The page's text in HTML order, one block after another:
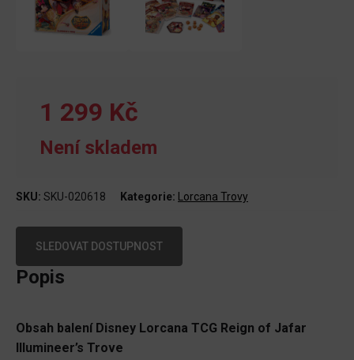
1 299 Kč
Není skladem
SKU: SKU-020618 Kategorie: Lorcana Trovy
SLEDOVAT DOSTUPNOST
Popis
Obsah balení Disney Lorcana TCG Reign of Jafar
Illumineer’s Trove